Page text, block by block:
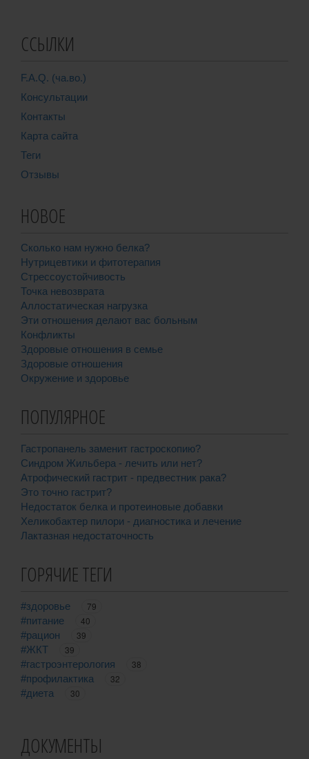
ССЫЛКИ
F.A.Q. (ча.во.)
Консультации
Контакты
Карта сайта
Теги
Отзывы
НОВОЕ
Сколько нам нужно белка?
Нутрицевтики и фитотерапия
Стрессоустойчивость
Точка невозврата
Аллостатическая нагрузка
Эти отношения делают вас больным
Конфликты
Здоровые отношения в семье
Здоровые отношения
Окружение и здоровье
ПОПУЛЯРНОЕ
Гастропанель заменит гастроскопию?
Синдром Жильбера - лечить или нет?
Атрофический гастрит - предвестник рака?
Это точно гастрит?
Недостаток белка и протеиновые добавки
Хеликобактер пилори - диагностика и лечение
Лактазная недостаточность
ГОРЯЧИЕ ТЕГИ
#здоровье
79
#питание
40
#рацион
39
#ЖКТ
39
#гастроэнтерология
38
#профилактика
32
#диета
30
ДОКУМЕНТЫ